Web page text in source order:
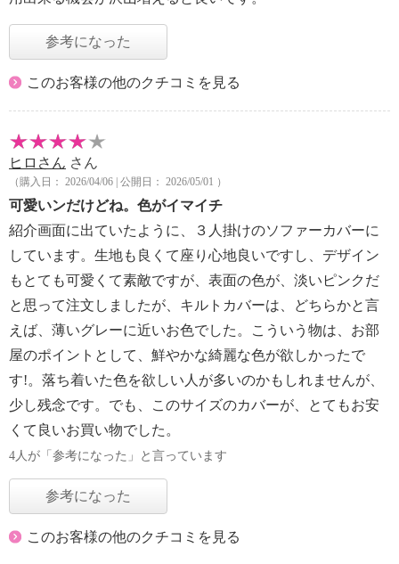
参考になった
このお客様の他のクチコミを見る
ヒロさん さん
（購入日： 2026/04/06 | 公開日： 2026/05/01 ）
可愛いンだけどね。色がイマイチ
紹介画面に出ていたように、３人掛けのソファーカバーに
しています。生地も良くて座り心地良いですし、デザイン
もとても可愛くて素敵ですが、表面の色が、淡いピンクだ
と思って注文しましたが、キルトカバーは、どちらかと言
えば、薄いグレーに近いお色でした。こういう物は、お部
屋のポイントとして、鮮やかな綺麗な色が欲しかったで
す!。落ち着いた色を欲しい人が多いのかもしれませんが、
少し残念です。でも、このサイズのカバーが、とてもお安
くて良いお買い物でした。
4人が「参考になった」と言っています
参考になった
このお客様の他のクチコミを見る